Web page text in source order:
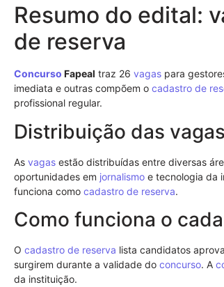
Resumo do edital:
de reserva
Concurso Fapeal traz 26 vagas para
imediata e outras compõem o cadastro de
profissional regular.
Distribuição das vagas
As vagas estão distribuídas entre diversas
oportunidades em jornalismo e tecnologia da
funciona como cadastro de reserva.
Como funciona o
O cadastro de reserva lista candidatos
surgirem durante a validade do concurso. A
da instituição.